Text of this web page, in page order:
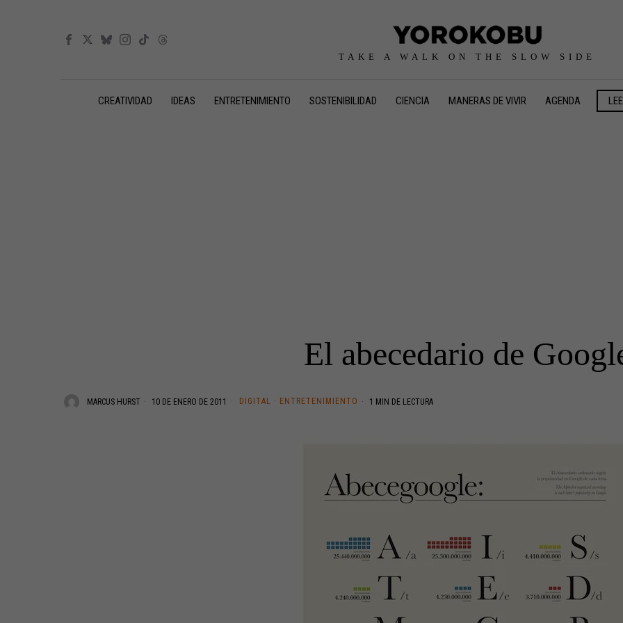
TAKE A WALK ON THE SLOW SIDE
CREATIVIDAD IDEAS ENTRETENIMIENTO SOSTENIBILIDAD CIENCIA MANERAS DE VIVIR AGENDA
El abecedario de
MARCUS HURST 10 DE ENERO DE 2011 DIGITAL · ENTRETENIMIENTO 1 MIN DE LECTURA